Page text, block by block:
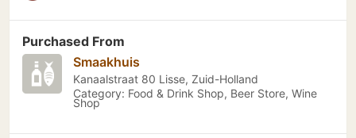
Purchased From
Smaakhuis
Kanaalstraat 80 Lisse, Zuid-Holland
Category: Food & Drink Shop, Beer Store, Wine
Shop